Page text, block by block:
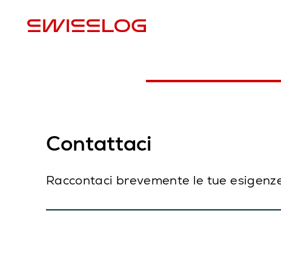
Contattaci
Raccontaci brevemente le tue